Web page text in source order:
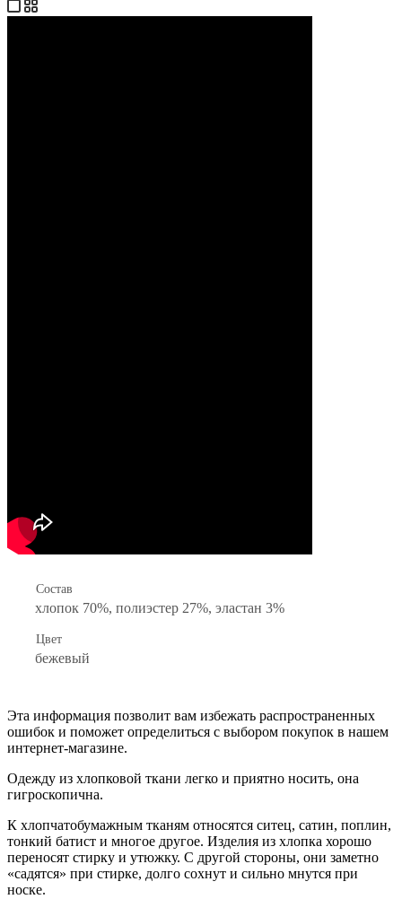
Состав
хлопок 70%, полиэстер 27%, эластан 3%
Цвет
бежевый
Эта информация позволит вам избежать распространенных
ошибок и поможет определиться с выбором покупок в нашем
интернет-магазине.
Одежду из хлопковой ткани легко и приятно носить, она
гигроскопична.
К хлопчатобумажным тканям относятся ситец, сатин, поплин,
тонкий батист и многое другое. Изделия из хлопка хорошо
переносят стирку и утюжку. С другой стороны, они заметно
«садятся» при стирке, долго сохнут и сильно мнутся при
носке.